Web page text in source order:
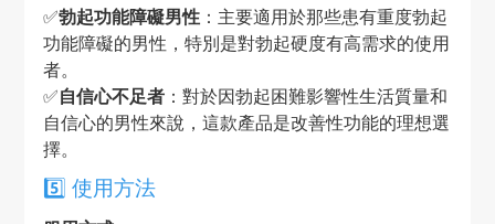
✅勃起功能障礙男性：主要適用於那些患有重度勃起
功能障礙的男性，特別是對勃起硬度有高需求的使用
者。
✅自信心不足者：對於因勃起困難影響性生活質量和
自信心的男性來說，這款產品是改善性功能的理想選
擇。
5️⃣ 使用方法